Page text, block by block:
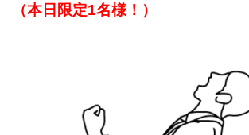
（本日限定1名様！）